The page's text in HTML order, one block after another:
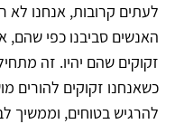
לעתים קרובות, אנחנו לא
האנשים סביבנו כפי שהם,
זקוקים שהם יהיו. זה
כשאנחנו זקוקים להורים
להרגיש בטוחים, וממשיך